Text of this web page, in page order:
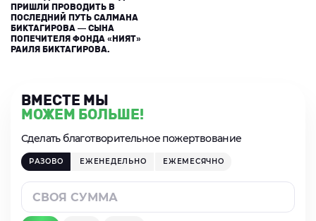
ПРИШЛИ ПРОВОДИТЬ В
ПОСЛЕДНИЙ ПУТЬ САЛМАНА
БИКТАГИРОВА — СЫНА
ПОПЕЧИТЕЛЯ ФОНДА «НИЯТ»
РАИЛЯ БИКТАГИРОВА.
ВМЕСТЕ МЫ
МОЖЕМ БОЛЬШЕ!
Сделать благотворительное пожертвование
РАЗОВО ЕЖЕНЕДЕЛЬНО ЕЖЕМЕСЯЧНО